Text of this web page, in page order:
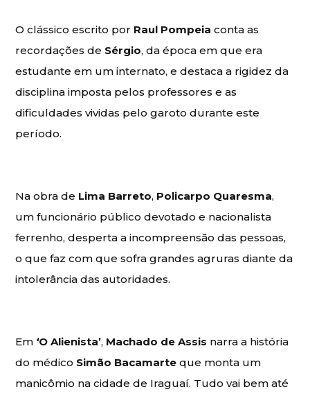
O clássico escrito por Raul Pompeia conta as
recordações de Sérgio, da época em que era
estudante em um internato, e destaca a rigidez da
disciplina imposta pelos professores e as
dificuldades vividas pelo garoto durante este
período.
Na obra de Lima Barreto, Policarpo Quaresma,
um funcionário público devotado e nacionalista
ferrenho, desperta a incompreensão das pessoas,
o que faz com que sofra grandes agruras diante da
intolerância das autoridades.
Em ‘O Alienista’, Machado de Assis narra a história
do médico Simão Bacamarte que monta um
manicômio na cidade de Iraguaí. Tudo vai bem até